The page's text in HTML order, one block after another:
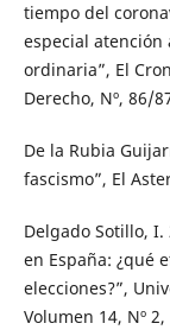
tiempo del
especial atención
ordinaria”, El
Derecho, Nº, 86/
De la Rubia
fascismo”, El
Delgado Sotillo, I.
en España: ¿qué
elecciones?”,
Volumen 14, Nº